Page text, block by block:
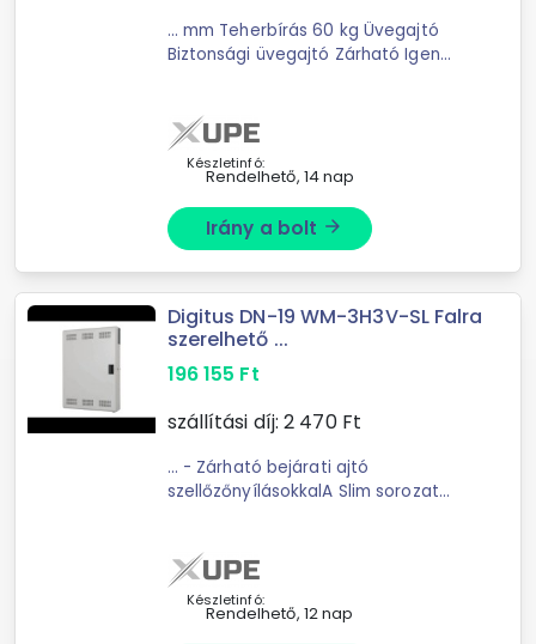
... mm Teherbírás 60 kg Üvegajtó
Biztonsági üvegajtó Zárható Igen
Készletinfó:
Rendelhető, 14 nap
Irány a bolt arrow_forward
Digitus DN-19 WM-3H3V-SL Falra
szerelhető ...
196 155 Ft
szállítási díj: 2 470Ft
... - Zárható bejárati ajtó
szellőzőnyílásokkalA Slim sorozat
rögzítése két független ...
Készletinfó:
Rendelhető, 12 nap